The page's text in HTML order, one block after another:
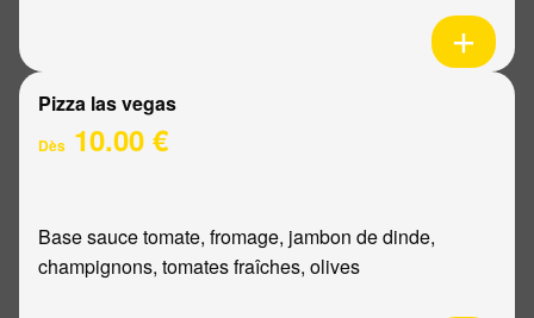
Pizza las vegas
Dès 10.00 €
Base sauce tomate, fromage, jambon de dinde,
champignons, tomates fraîches, olives